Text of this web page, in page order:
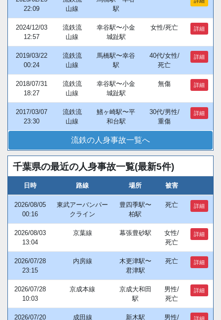
22:09
山線
駅
2024/12/03
12:57
流鉄流
山線
幸谷駅〜小金
城趾駅
女性/死亡 詳細
2019/03/22
00:24
流鉄流
山線
馬橋駅〜幸谷
駅
40代/女性/
死亡
詳細
2018/07/31
18:27
流鉄流
山線
幸谷駅〜小金
城趾駅
無傷 詳細
2017/03/07
23:30
流鉄流
山線
鰭ヶ崎駅〜平
和台駅
30代/男性/
重傷
詳細
流鉄の人身事故一覧へ
千葉県の最近の人身事故一覧(最新5件)
日時 路線 場所 被害
2026/08/05
00:16
東武アーバンパー
クライン
豊四季駅〜
柏駅
死亡 詳細
2026/08/03
13:04
京葉線 幕張豊砂駅
女性/
死亡
詳細
2026/07/28
23:15
内房線
木更津駅〜
君津駅
死亡 詳細
2026/07/28
10:03
京成本線
京成大和田
駅
男性/
死亡
詳細
2026/07/20
成田線 新木駅
男性/
詳細